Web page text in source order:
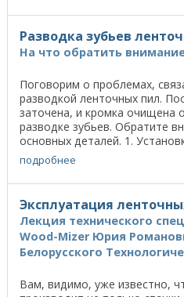
Разводка зубьев
На что обратить
Поговорим о проблемах,
разводкой ленточных пил.
заточена, и кромка очищена
разводке зубьев. Обратите
основных деталей. 1.
подробнее
Эксплуатация
Лекция технического
Wood-Mizer Юрия
Белорусского
Вам, видимо, уже известно,